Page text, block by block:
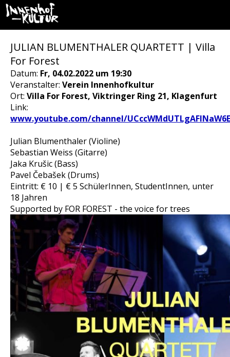
JULIAN BLUMENTHALER QUARTETT | Villa
For Forest
Datum: Fr, 04.02.2022 um 19:30
Veranstalter: Verein Innenhofkultur
Ort: Villa For Forest, Viktringer Ring 21, Klagenfurt
Link:
www.youtube.com/channel/
Julian Blumenthaler (Violine)
Sebastian Weiss (Gitarre)
Jaka Krušic (Bass)
Pavel Čebašek (Drums)
Eintritt: € 10 | € 5 SchülerInnen, StudentInnen, unter
18 Jahren
Supported by FOR FOREST - the voice for trees